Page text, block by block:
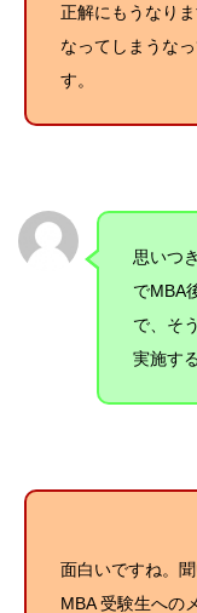
正解にもうなり
なってしまうな
す。
思いつ
でMBA
で、そ
実施す
面白いですね。
MBA 受験生への